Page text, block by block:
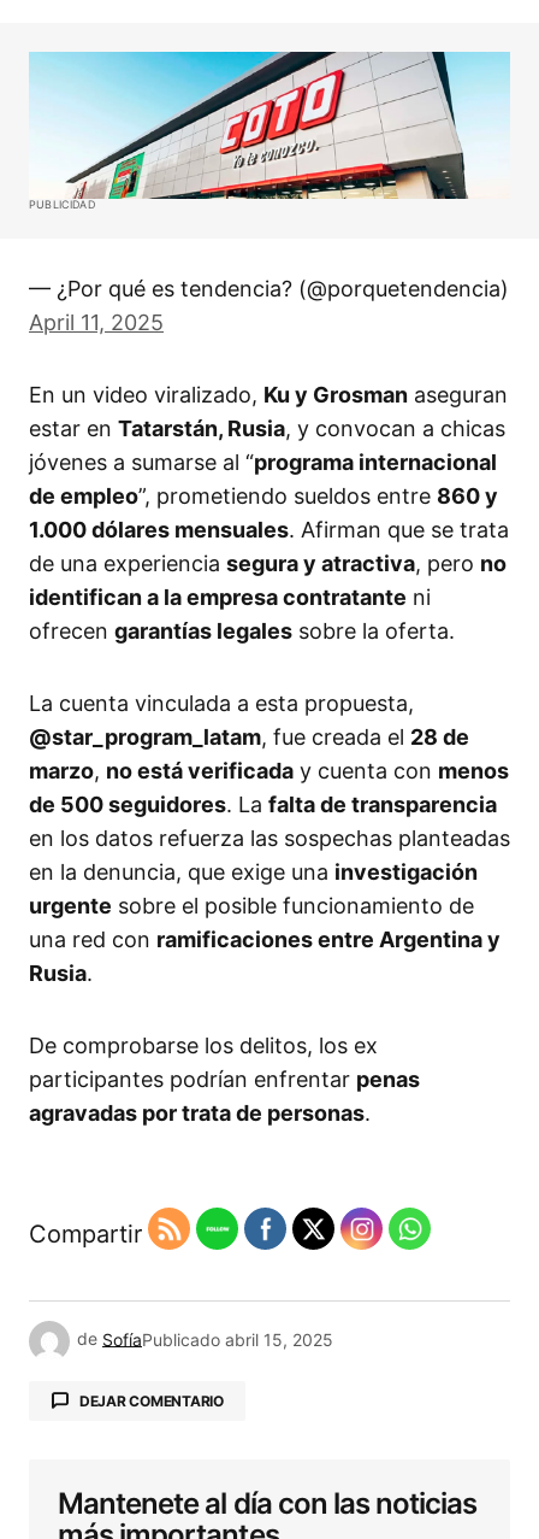
PUBLICIDAD
— ¿Por qué es tendencia? (@porquetendencia)
April 11, 2025
En un video viralizado, Ku y Grosman aseguran
estar en Tatarstán, Rusia, y convocan a chicas
jóvenes a sumarse al “programa internacional
de empleo”, prometiendo sueldos entre 860 y
1.000 dólares mensuales. Afirman que se trata
de una experiencia segura y atractiva, pero no
identifican a la empresa contratante ni
ofrecen garantías legales sobre la oferta.
La cuenta vinculada a esta propuesta,
@star_program_latam, fue creada el 28 de
marzo, no está verificada y cuenta con menos
de 500 seguidores. La falta de transparencia
en los datos refuerza las sospechas planteadas
en la denuncia, que exige una investigación
urgente sobre el posible funcionamiento de
una red con ramificaciones entre Argentina y
Rusia.
De comprobarse los delitos, los ex
participantes podrían enfrentar penas
agravadas por trata de personas.
Compartir
de SofíaPublicado abril 15, 2025
DEJAR COMENTARIO
Tu dirección de correo electrónico no será
publicada. Los campos obligatorios están
Mantenete al día con las noticias